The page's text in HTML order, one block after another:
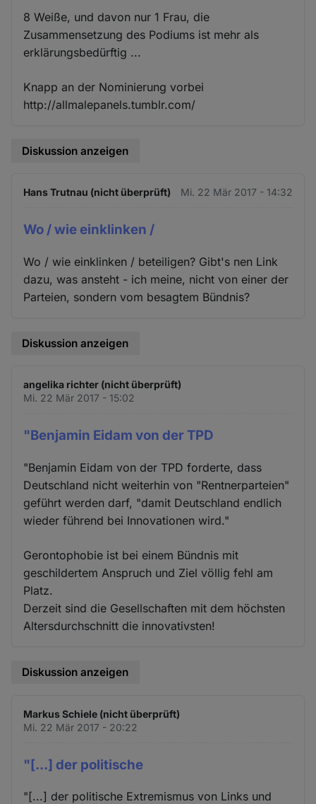
8 Weiße, und davon nur 1 Frau, die
Zusammensetzung des Podiums ist mehr als
erklärungsbedürftig ...
Knapp an der Nominierung vorbei
http://allmalepanels.tumblr.com/
Diskussion anzeigen
Hans Trutnau (nicht überprüft) Mi. 22 Mär 2017 - 14:32
Wo / wie einklinken /
Wo / wie einklinken / beteiligen? Gibt's nen Link
dazu, was ansteht - ich meine, nicht von einer der
Parteien, sondern vom besagtem Bündnis?
Diskussion anzeigen
angelika richter (nicht überprüft)
Mi. 22 Mär 2017 - 15:02
"Benjamin Eidam von der TPD
"Benjamin Eidam von der TPD forderte, dass
Deutschland nicht weiterhin von "Rentnerparteien"
geführt werden darf, "damit Deutschland endlich
wieder führend bei Innovationen wird."
Gerontophobie ist bei einem Bündnis mit
geschildertem Anspruch und Ziel völlig fehl am
Platz.
Derzeit sind die Gesellschaften mit dem höchsten
Altersdurchschnitt die innovativsten!
Diskussion anzeigen
Markus Schiele (nicht überprüft)
Mi. 22 Mär 2017 - 20:22
"[...] der politische
"[...] der politische Extremismus von Links und